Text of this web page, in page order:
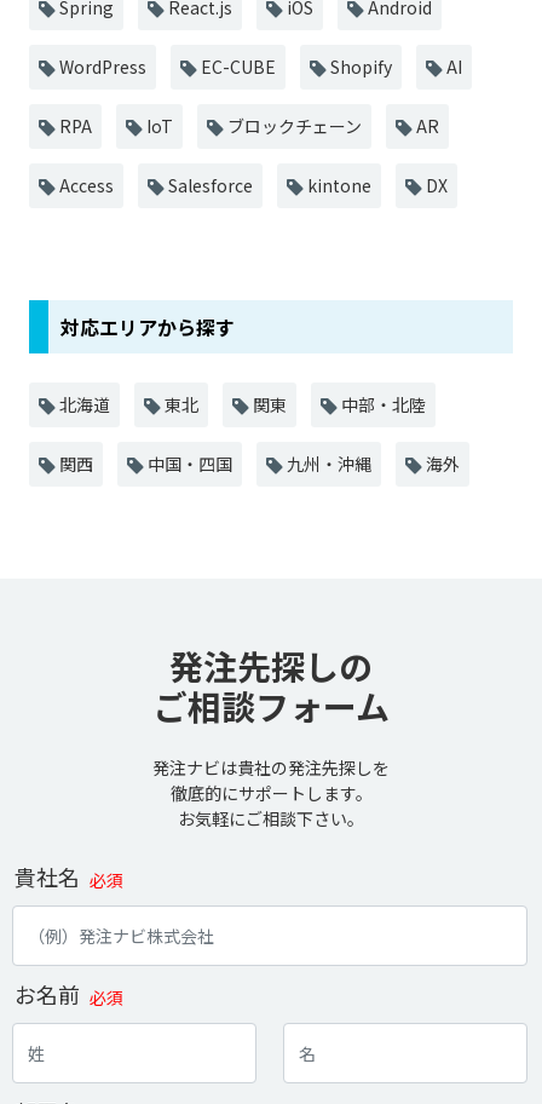
Spring React.js iOS Android
WordPress EC-CUBE Shopify AI
RPA IoT ブロックチェーン AR
Access Salesforce kintone DX
対応エリアから探す
北海道 東北 関東 中部・北陸
関西 中国・四国 九州・沖縄 海外
発注先探しの
ご相談フォーム
発注ナビは貴社の発注先探しを
徹底的にサポートします。
お気軽にご相談下さい。
貴社名 必須
お名前 必須